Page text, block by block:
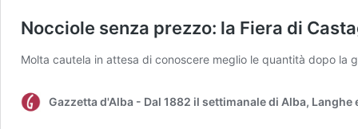
Nocciole senza prezzo: la Fiera di
Molta cautela in attesa di conoscere meglio le quantità dopo la
Gazzetta d'Alba - Dal 1882 il settimanale di Alba, Langhe